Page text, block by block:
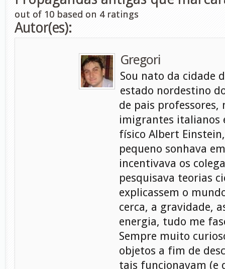
out of 10 based on 4ratings
Autor(es):
Gregori
Sou nato da cidade
estado nordestino
de pais professores,
imigrantes italianos
físico Albert
pequeno sonhava
incentivava os
pesquisava teorias
explicassem o
cerca, a gravidade,
energia, tudo me
Sempre muito
objetos a fim de
tais funcionavam (e